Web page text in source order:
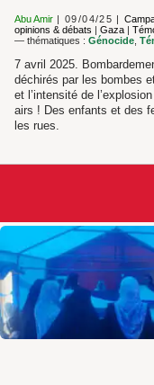
Abu Amir 09/04/25
opinions & débats
Gaza
— thématiques : Génocide
7 avril 2025.
déchirés par les bombes
et l’intensité de
airs ! Des enfants et des
les rues.